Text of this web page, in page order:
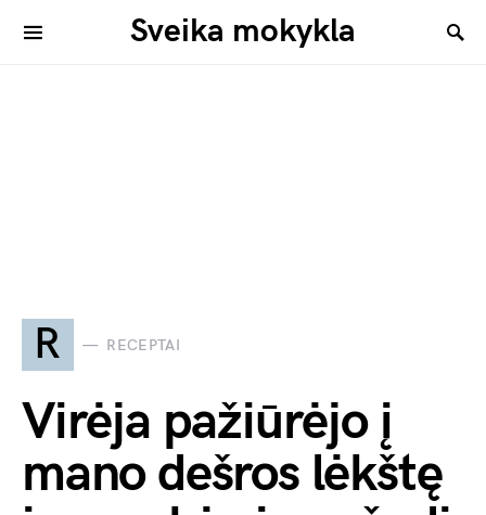
Sveika mokykla
R RECEPTAI
Virėja pažiūrėjo į
mano dešros lėkštę